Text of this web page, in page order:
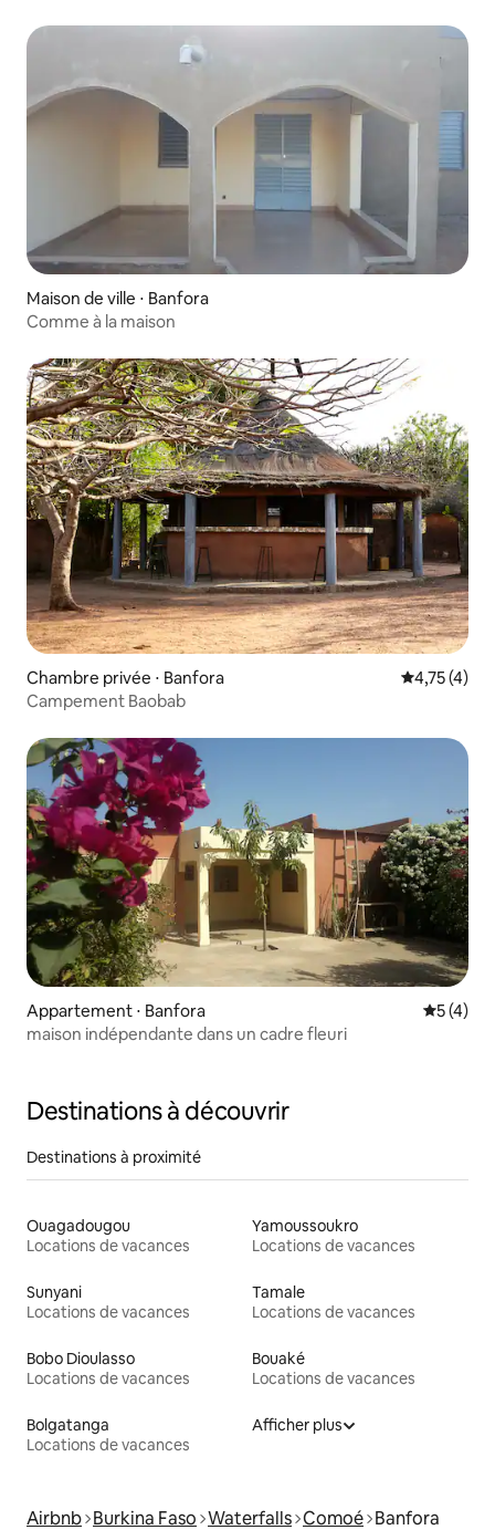
Maison de ville ⋅ Banfora
Comme à la maison
Chambre privée ⋅ Banfora Évaluation
4,75 (4)
Campement Baobab
Appartement ⋅ Banfora
5 (4)
maison indépendante dans un cadre fleuri
Destinations à découvrir
Destinations à proximité
Ouagadougou
Locations de vacances
Yamoussoukro
Locations de vacances
Sunyani
Locations de vacances
Tamale
Locations de vacances
Bobo Dioulasso
Locations de vacances
Bouaké
Locations de vacances
Bolgatanga
Locations de vacances
Afficher plus
Airbnb Burkina Faso Waterfalls Comoé Banfora